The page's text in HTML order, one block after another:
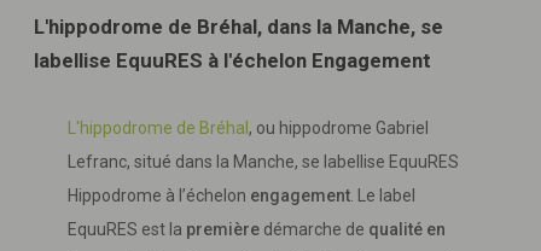
L'hippodrome de Bréhal, dans la Manche, se
labellise EquuRES à l'échelon Engagement
L'hippodrome de Bréhal , ou hippodrome Gabriel
Lefranc, situé dans la Manche, se labellise EquuRES
Hippodrome à l’échelon engagement . Le label
EquuRES est la première démarche de qualité en